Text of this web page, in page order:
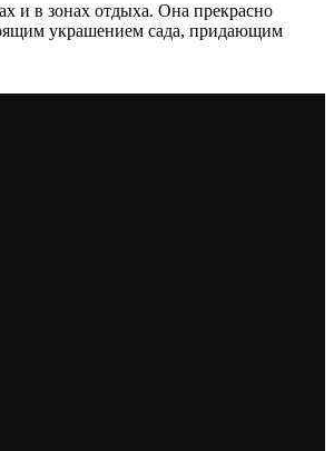
и в зонах отдыха. Она прекрасно
украшением сада, придающим